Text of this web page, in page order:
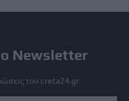
Newsletter
του creta24.gr